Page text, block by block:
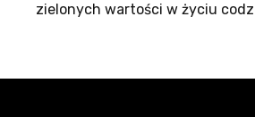
zielonych wartości w życiu